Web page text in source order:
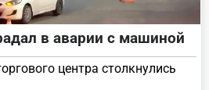
в аварии с машиной
центра столкнулись